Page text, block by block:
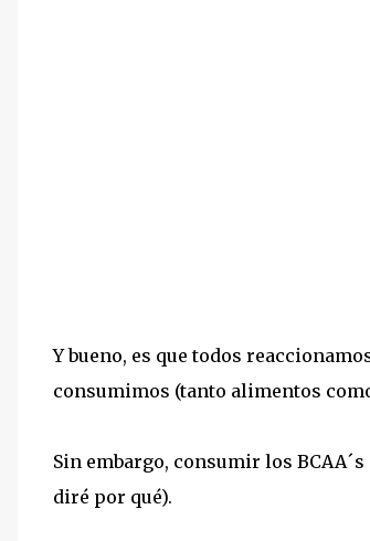
Y bueno, es que todos
consumimos (tanto alimentos
Sin embargo, consumir los
diré por qué).